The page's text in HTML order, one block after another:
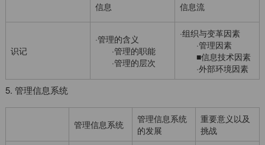
信息 信息流
识记
·管理的含义
·管理的职能
·管理的层次
·组织与变革因素
·管理因素
■信息技术因素
·外部环境因素
5. 管理信息系统
管理信息系统
管理信息系统
的发展
重要意义以及
挑战